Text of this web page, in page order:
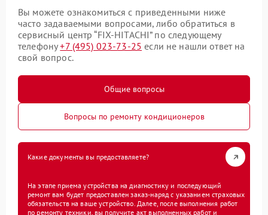
Вы можете ознакомиться с приведенными ниже
часто задаваемыми вопросами, либо обратиться в
сервисный центр “FIX-HITACHI” по следующему
телефону+7 (495) 023-73-25 если не нашли ответ на
свой вопрос.
Общие вопросы
Вопросы по ремонту кондиционеров
Какие документы вы предоставляете?
На этапе приема устройства на диагностику и последующий
ремонт вам будет предоставлен заказ-наряд с указанием страховых
обязательств на ваше устройство. Далее, после выполнения работ
по ремонту техники, вы получите акт выполненных работ и